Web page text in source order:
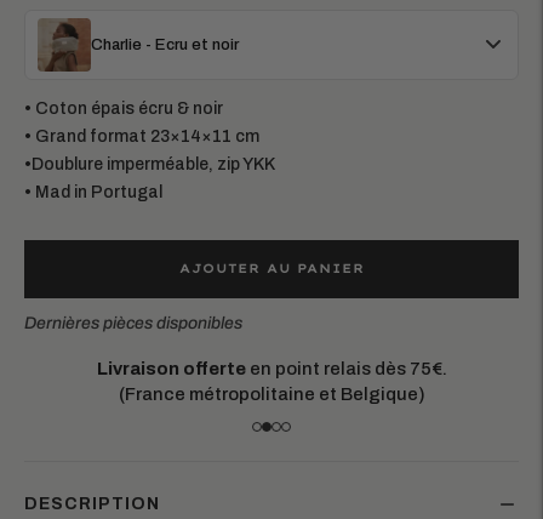
Charlie - Ecru et noir
• Coton épais écru & noir
• Grand format 23×14×11 cm
•Doublure imperméable, zip YKK
• Mad in Portugal
AJOUTER AU PANIER
Dernières pièces disponibles
Livraison offerteen point relais dès 75€.
(France métropolitaine et Belgique)
DESCRIPTION